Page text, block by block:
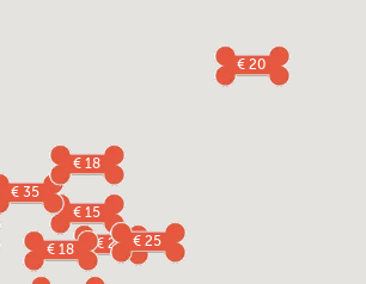
€ 15
€ 35
€ 20
€ 25 € 25
€ 18
€ 18